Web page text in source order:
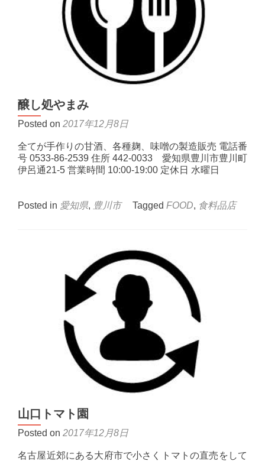
醸し処やまみ
Posted on 2017年12月8日
全てが手作りの甘酒、各種麹、味噌の製造販売 電話番
号 0533-86-2539 住所 442-0033 愛知県豊川市豊川町
伊呂通21-5 営業時間 10:00-19:00 定休日 水曜日
Posted in 愛知県, 豊川市 Tagged FOOD, 食料品店
山口トマト園
Posted on 2017年12月8日
名古屋近郊にある大府市で小さくトマトの直売をして